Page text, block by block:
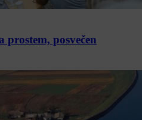
posvečen